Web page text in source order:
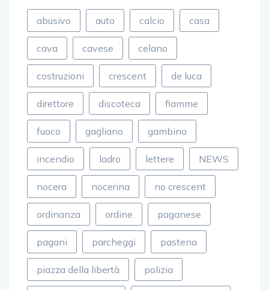
abusivo auto calcio casa
cava cavese celano
costruzioni crescent de luca
direttore discoteca fiamme
fuoco gagliano gambino
incendio ladro lettere NEWS
nocera nocerina no crescent
ordinanza ordine paganese
pagani parcheggi pastena
piazza della libertà polizia